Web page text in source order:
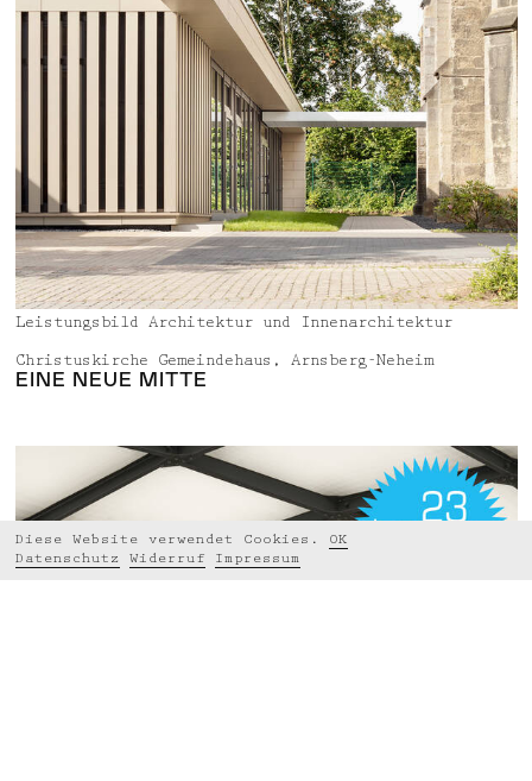
Diese Website verwendet Cookies.
OK
Datenschutz Widerruf Impressum
Leistungsbild Architektur und Innenarchitektur
Christuskirche Gemeindehaus, Arnsberg-Neheim
EINE NEUE MITTE